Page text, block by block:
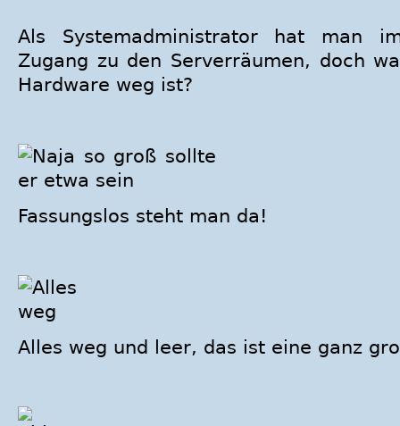
Als Systemadministrator hat man
Zugang zu den Serverräumen, doch
Hardware weg ist?
Fassungslos steht man da!
Alles weg und leer, das ist eine ganz